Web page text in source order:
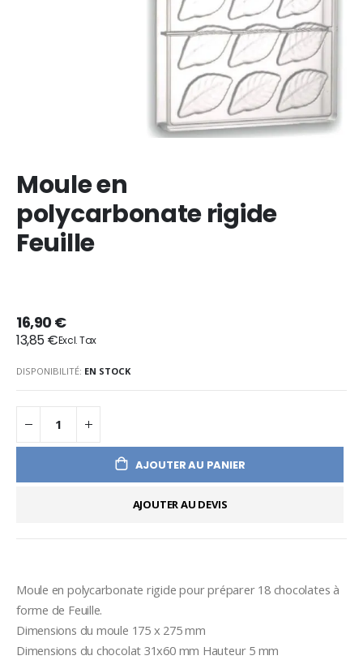
Moule en
polycarbonate rigide
Feuille
16,90 €
13,85 €
DISPONIBILITÉ: EN STOCK
AJOUTER AU PANIER
AJOUTER AU DEVIS
Moule en polycarbonate rigide pour préparer 18 chocolates à
forme de Feuille.
Dimensions du moule 175 x 275 mm
Dimensions du chocolat 31x60 mm Hauteur 5 mm